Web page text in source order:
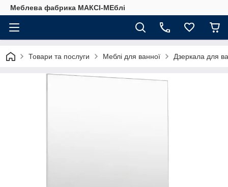
Меблева фабрика МАКСІ-МЕблі
Товари та послуги Меблі для ванної Дзеркала для